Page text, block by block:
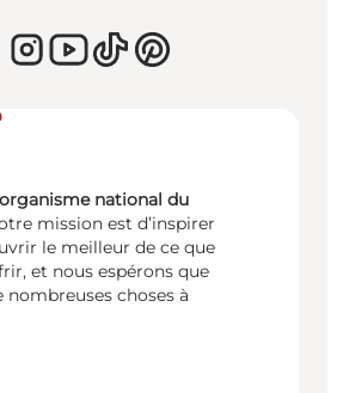
national du
mission est d’inspirer
le meilleur de ce que
et nous espérons que
choses à